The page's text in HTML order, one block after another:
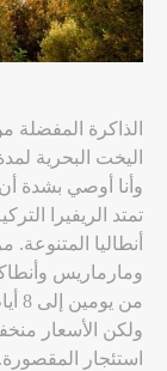
الذاكرة
وأنا أوصي بشدة
تمتد الريفيرا
أنطاليا
ومارماريس
ولكن الأسعار
استئجار المقصورة.